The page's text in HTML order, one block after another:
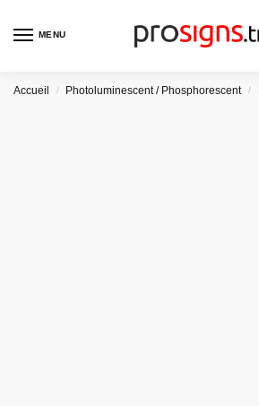
MENU
Accueil / Photoluminescent / Phosphorescent /